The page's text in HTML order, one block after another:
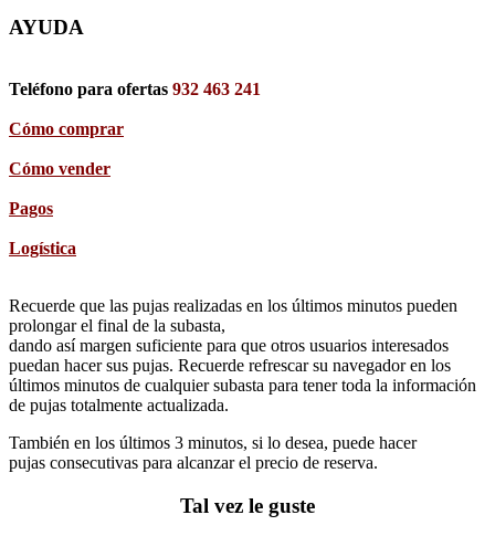
AYUDA
Teléfono para ofertas 932 463 241
Cómo comprar
Cómo vender
Pagos
Logística
Recuerde que las pujas realizadas en los últimos minutos pueden
prolongar el final de la subasta,
dando así margen suficiente para que otros usuarios interesados
puedan hacer sus pujas. Recuerde refrescar su navegador en los
últimos minutos de cualquier subasta para tener toda la información
de pujas totalmente actualizada.
También en los últimos 3 minutos, si lo desea, puede hacer
pujas consecutivas para alcanzar el precio de reserva.
Tal vez le guste